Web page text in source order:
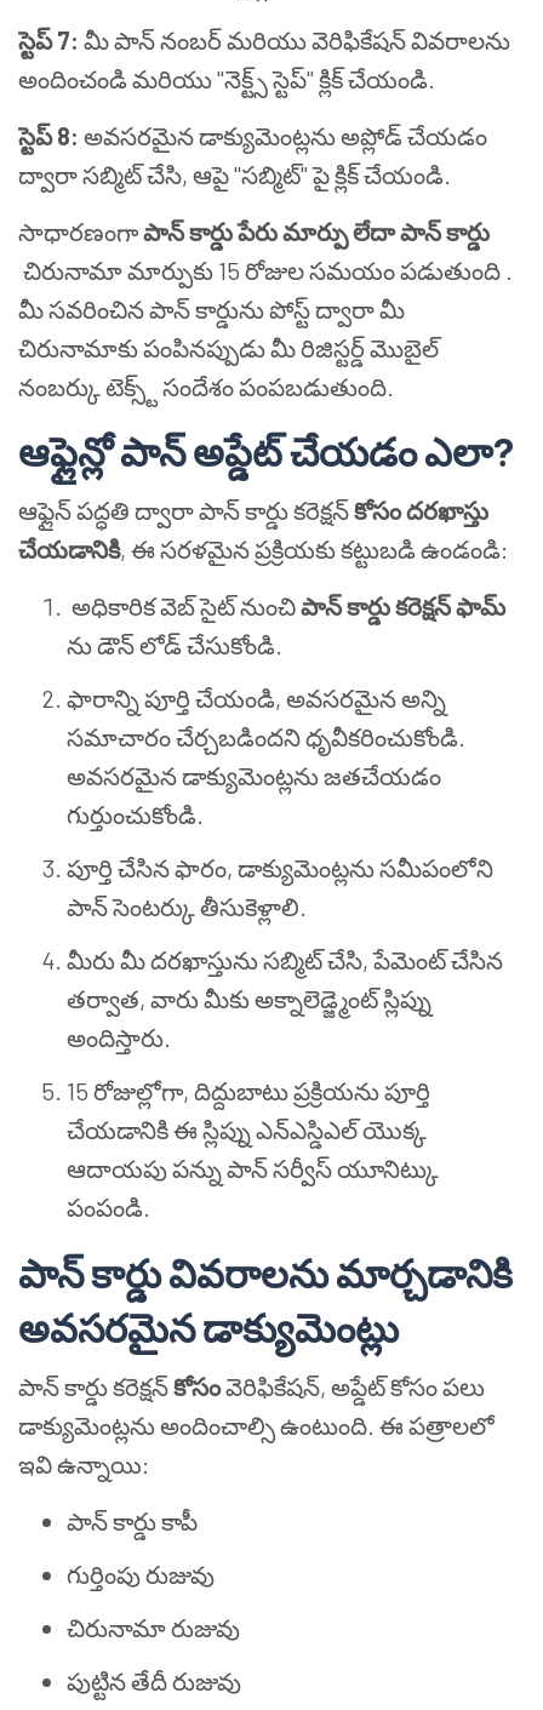
స్టెప్ 7: మీ పాన్ నంబర్ మరియు వెరిఫికేషన్ వివరాలను
అందించండి మరియు "నెక్ట్స్ స్టెప్" క్లిక్ చేయండి.
స్టెప్ 8: అవసరమైన డాక్యుమెంట్లను అప్లోడ్ చేయడం
ద్వారా సబ్మిట్ చేసి, ఆపై "సబ్మిట్" పై క్లిక్ చేయండి.
సాధారణంగాపాన్ కార్డు పేరు మార్పు లేదా పాన్ కార్డు
చిరునామా మార్పుకు 15 రోజుల సమయం పడుతుంది .
మీ సవరించిన పాన్ కార్డును పోస్ట్ ద్వారా మీ
చిరునామాకు పంపినప్పుడు మీ రిజిస్టర్డ్ మొబైల్
నంబర్కు టెక్స్ట్ సందేశం పంపబడుతుంది.
ఆఫ్లైన్లో పాన్ అప్డేట్ చేయడం ఎలా?
ఆఫ్లైన్ పద్ధతి ద్వారా పాన్ కార్డు కరెక్షన్కోసం దరఖాస్తు
చేయడానికి, ఈ సరళమైన ప్రక్రియకు కట్టుబడి ఉండండి:
అధికారిక వెబ్ సైట్ నుంచిపాన్ కార్డు కరెక్షన్ ఫామ్
ను డౌన్ లోడ్ చేసుకోండి.
ఫారాన్ని పూర్తి చేయండి, అవసరమైన అన్ని
సమాచారం చేర్చబడిందని ధృవీకరించుకోండి.
అవసరమైన డాక్యుమెంట్లను జతచేయడం
గుర్తుంచుకోండి.
పూర్తి చేసిన ఫారం, డాక్యుమెంట్లను సమీపంలోని
పాన్ సెంటర్కు తీసుకెళ్లాలి.
మీరు మీ దరఖాస్తును సబ్మిట్ చేసి, పేమెంట్ చేసిన
తర్వాత, వారు మీకు అక్నాలెడ్జ్మెంట్ స్లిప్ను
అందిస్తారు.
15 రోజుల్లోగా, దిద్దుబాటు ప్రక్రియను పూర్తి
చేయడానికి ఈ స్లిప్ను ఎన్ఎస్డిఎల్ యొక్క
ఆదాయపు పన్ను పాన్ సర్వీస్ యూనిట్కు
పంపండి.
పాన్ కార్డు వివరాలను మార్చడానికి
అవసరమైన డాక్యుమెంట్లు
పాన్ కార్డు కరెక్షన్కోసంవెరిఫికేషన్, అప్డేట్ కోసం పలు
డాక్యుమెంట్లను అందించాల్సి ఉంటుంది. ఈ పత్రాలలో
ఇవి ఉన్నాయి:
పాన్ కార్డు కాపీ
గుర్తింపు రుజువు
చిరునామా రుజువు
పుట్టిన తేదీ రుజువు